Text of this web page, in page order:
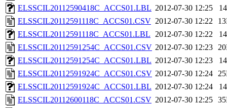
ELSSCIL20112590418C_ACCS01.LBL 2012-07-30 12:25
ELSSCIL20112591118C_ACCS01.CSV 2012-07-30 12:22
ELSSCIL20112591118C_ACCS01.LBL 2012-07-30 12:22
ELSSCIL20112591254C_ACCS01.CSV 2012-07-30 12:23
ELSSCIL20112591254C_ACCS01.LBL 2012-07-30 12:23
ELSSCIL20112591924C_ACCS01.CSV 2012-07-30 12:24
ELSSCIL20112591924C_ACCS01.LBL 2012-07-30 12:24
ELSSCIL20112600118C_ACCS01.CSV 2012-07-30 12:25